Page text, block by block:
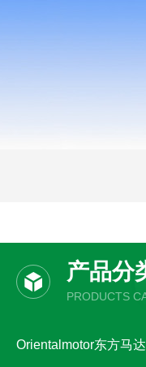
产品分
PRODUCTS
Orientalmotor东方马达